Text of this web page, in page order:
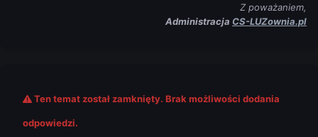
Z poważaniem,
Administracja CS-LUZownia.pl
Ten temat został zamknięty. Brak możliwości dodania
odpowiedzi.